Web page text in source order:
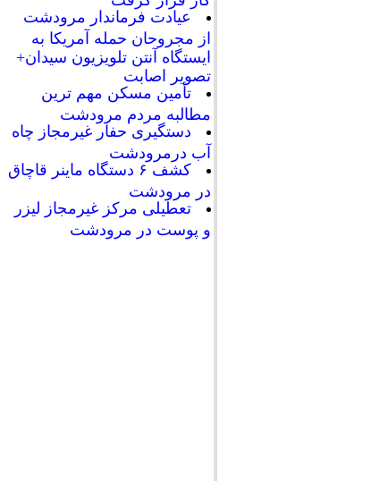
عیادت فرماندار مرودشت
از مجروحان حمله آمریکا به
ایستگاه آنتن تلویزیون سیدان+
تصویر اصابت
تأمین مسکن مهم ترین
مطالبه مردم مرودشت
دستگیری حفار غیرمجاز چاه
آب درمرودشت
کشف ۶ دستگاه ماینر قاچاق
در مرودشت
تعطیلی مرکز غیرمجاز لیزر
و پوست در مرودشت